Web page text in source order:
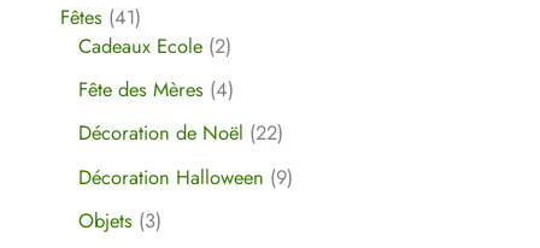
Fêtes 41
Cadeaux Ecole 2
Fête des Mères 4
Décoration de Noël 22
Décoration Halloween 9
Objets 3